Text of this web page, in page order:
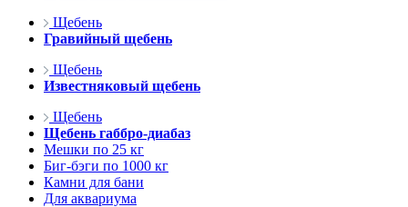
Щебень
Гравийный щебень
Щебень
Известняковый щебень
Щебень
Щебень габбро-диабаз
Мешки по 25 кг
Биг-бэги по 1000 кг
Камни для бани
Для аквариума